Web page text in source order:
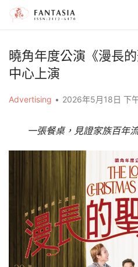
曉角年度公演《漫長
中心上演
Advertising • 2026年5月18日 下
一張餐桌，見證家族百年